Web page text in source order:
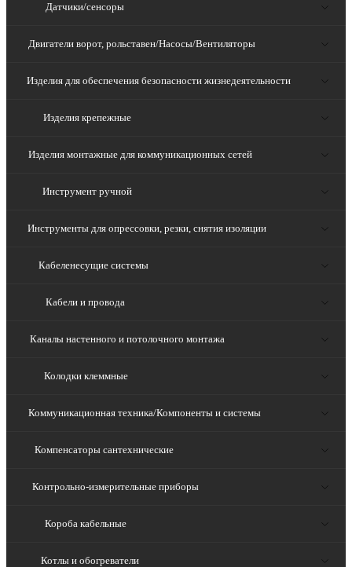
Датчики/сенсоры
Двигатели ворот, рольставен/Насосы/Вентиляторы
Изделия для обеспечения безопасности жизнедеятельности
Изделия крепежные
Изделия монтажные для коммуникационных сетей
Инструмент ручной
Инструменты для опрессовки, резки, снятия изоляции
Кабеленесущие системы
Кабели и провода
Каналы настенного и потолочного монтажа
Колодки клеммные
Коммуникационная техника/Компоненты и системы
Компенсаторы сантехнические
Контрольно-измерительные приборы
Короба кабельные
Котлы и обогреватели